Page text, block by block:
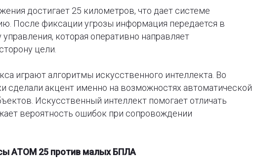
достигает 25 километров, что дает системе
После фиксации угрозы информация передается в
которая оперативно направляет
цели.
играют алгоритмы искусственного интеллекта. Во
сделали акцент именно на возможностях автоматической
Искусственный интеллект помогает отличать
вероятность ошибок при сопровождении
ATOM 25 против малых БПЛА